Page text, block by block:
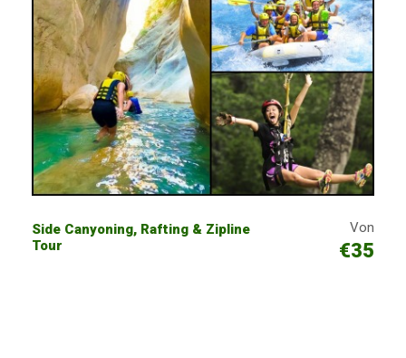
Side Canyoning, Rafting & Zipline
Tour
Von
€35